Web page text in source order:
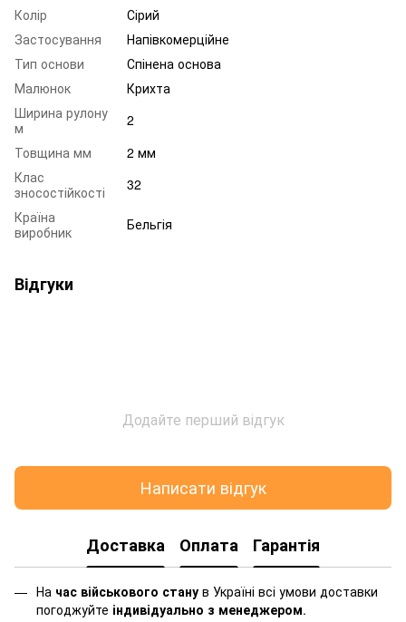
Колір
Сірий
Застосування
Напівкомерційне
Тип основи
Спінена основа
Малюнок
Крихта
Ширина рулону
м
2
Товщина мм
2 мм
Клас
зносостійкості
32
Країна
виробник
Бельгія
Відгуки
Додайте перший відгук
Написати відгук
Доставка Оплата Гарантія
На час військового стану в Україні всі умови доставки
погоджуйте індивідуально з менеджером.